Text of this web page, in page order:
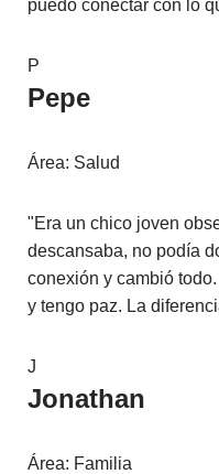
puedo conectar con lo
P
Pepe
Área: Salud
"Era un chico joven
descansaba, no podía
conexión y cambió
y tengo paz. La
J
Jonathan
Área: Familia